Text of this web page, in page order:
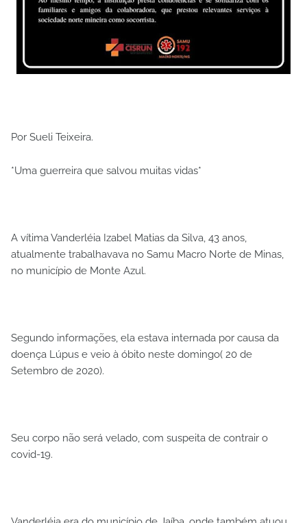
Por Sueli Teixeira.
*Uma guerreira que salvou muitas vidas*
A vítima Vanderléia Izabel Matias da Silva, 43 anos,
atualmente trabalhavava no Samu Macro Norte de Minas,
no município de Monte Azul.
Segundo informações, ela estava internada por causa da
doença Lúpus e veio à óbito neste domingo( 20 de
Setembro de 2020).
Seu corpo não será velado, com suspeita de contrair o
covid-19.